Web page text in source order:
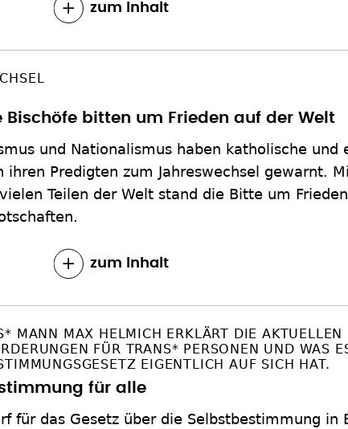
zum Inhalt
Bischöfe bitten um Frieden auf der Welt
und Nationalismus haben katholische und
ihren Predigten zum Jahreswechsel gewarnt.
Teilen der Welt stand die Bitte um
zum Inhalt
MANN MAX HELMICH ERKLÄRT DIE AKTUELLEN
FÜR TRANS* PERSONEN UND WAS
EIGENTLICH AUF SICH HAT.
für alle
für das Gesetz über die Selbstbestimmung in